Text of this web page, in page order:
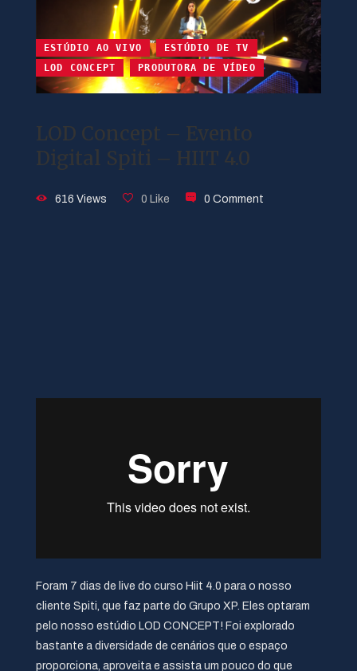
ESTÚDIO AO VIVO
ESTÚDIO DE TV
LOD CONCEPT
PRODUTORA DE VÍDEO
LOD Concept – Evento
Digital Spiti – HIIT 4.0
616 Views 0 Like 0 Comment
Foram 7 dias de live do curso Hiit 4.0 para o nosso
cliente Spiti, que faz parte do Grupo XP. Eles optaram
pelo nosso estúdio LOD CONCEPT! Foi explorado
bastante a diversidade de cenários que o espaço
proporciona, aproveita e assista um pouco do que